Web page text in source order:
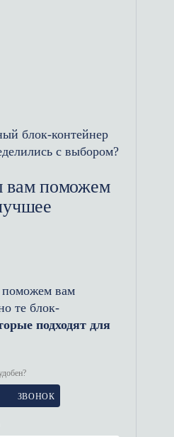
Блок-
требуют
фундамента
на
что упрощает
Эти конструкции
и могут
с места на
вида и
блок-контейнер
с выбором?
вам поможем
вам
те блок-
подходят для
ЗВОНОК